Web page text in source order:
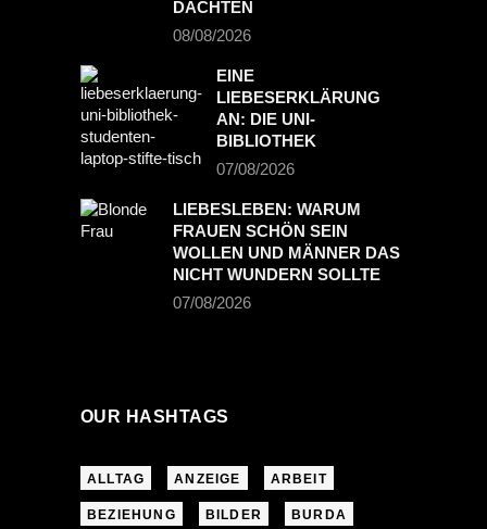
DACHTEN
08/08/2026
EINE
LIEBESERKLÄRUNG
AN: DIE UNI-
BIBLIOTHEK
07/08/2026
LIEBESLEBEN: WARUM
FRAUEN SCHÖN SEIN
WOLLEN UND MÄNNER DAS
NICHT WUNDERN SOLLTE
07/08/2026
OUR HASHTAGS
ALLTAG ANZEIGE ARBEIT
BEZIEHUNG BILDER BURDA